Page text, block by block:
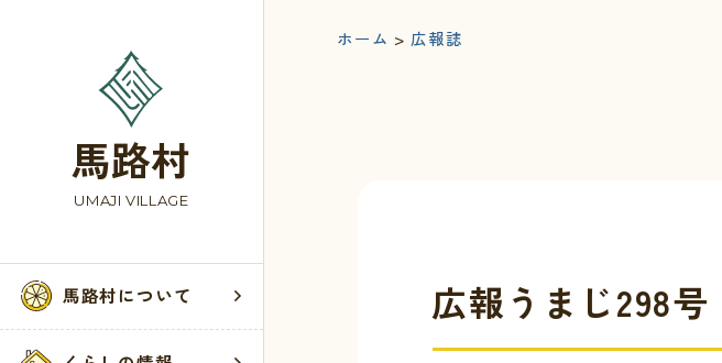
馬路村
UMAJI VILLAGE
馬路村について
ホーム > 広報誌
広報うまじ298号